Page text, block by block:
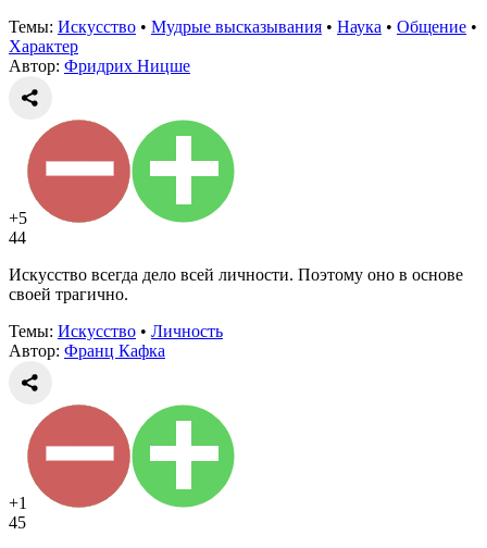
Темы: Искусство • Мудрые высказывания • Наука • Общение •
Характер
Автор: Фридрих Ницше
+5
44
Искусство всегда дело всей личности. Поэтому оно в основе
своей трагично.
Темы: Искусство • Личность
Автор: Франц Кафка
+1
45